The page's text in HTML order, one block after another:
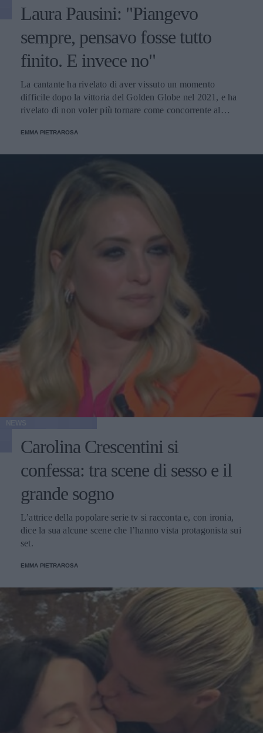
Laura Pausini: "Piangevo
sempre, pensavo fosse tutto
finito. E invece no"
La cantante ha rivelato di aver vissuto un momento
difficile dopo la vittoria del Golden Globe nel 2021, e ha
rivelato di non voler più tornare come concorrente al
EMMA PIETRAROSA
Carolina Crescentini si
confessa: tra scene di sesso e il
grande sogno
L’attrice della popolare serie tv si racconta e, con ironia,
dice la sua alcune scene che l’hanno vista protagonista sui
set.
EMMA PIETRAROSA